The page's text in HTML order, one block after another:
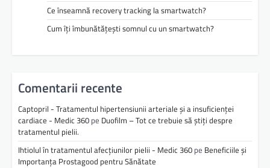
Ce înseamnă recovery tracking la smartwatch?
Cum îți îmbunătățești somnul cu un smartwatch?
Comentarii recente
Captopril - Tratamentul hipertensiunii arteriale și a insuficienței
cardiace - Medic 360 pe Duofilm – Tot ce trebuie să știți despre
tratamentul pielii.
Ihtiolul în tratamentul afecțiunilor pielii - Medic 360 pe Beneficiile și
Importanța Prostagood pentru Sănătate